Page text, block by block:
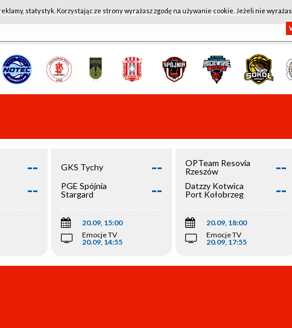
ACTIVE HOTEL WROCŁAW - KSK QEMETICA NOTEĆ INOWROCŁAW
--
--
GKS Tychy --
PGE Spójnia
Stargard
--
20.09, 15:00
Emocje TV
20.09, 14:55
OPTeam Resovia
Rzeszów
--
Datzzy Kotwica
Port Kołobrzeg
--
20.09, 18:00
Emocje TV
20.09, 17:55
statystyk. Korzystając ze strony wyrażasz zgodę na używanie cookie. Jeżeli nie